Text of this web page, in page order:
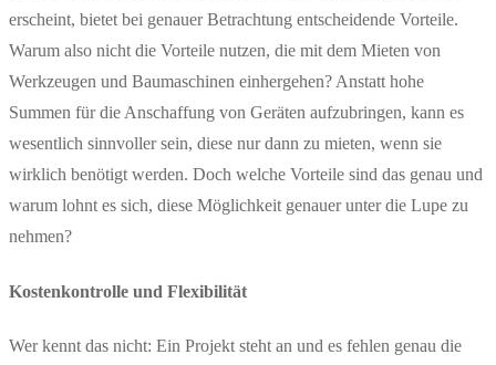
erscheint, bietet bei genauer Betrachtung entscheidende Vorteile.
Warum also nicht die Vorteile nutzen, die mit dem Mieten von
Werkzeugen und Baumaschinen einhergehen? Anstatt hohe
Summen für die Anschaffung von Geräten aufzubringen, kann es
wesentlich sinnvoller sein, diese nur dann zu mieten, wenn sie
wirklich benötigt werden. Doch welche Vorteile sind das genau und
warum lohnt es sich, diese Möglichkeit genauer unter die Lupe zu
nehmen?
Kostenkontrolle und Flexibilität
Wer kennt das nicht: Ein Projekt steht an und es fehlen genau die